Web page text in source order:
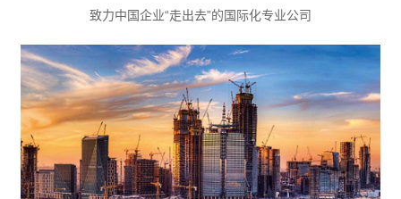
致力中国企业“走出去”的国际化专业公司